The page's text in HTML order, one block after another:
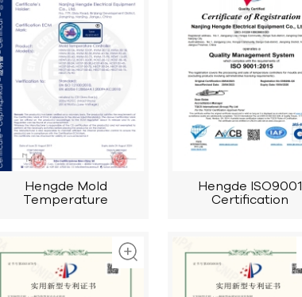
Hengde Mold
Temperature
Hengde ISO9001
Certification